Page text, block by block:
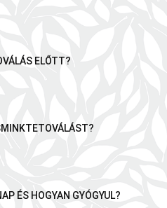
ELŐTT?
ÉS HOGYAN GYÓGYUL?